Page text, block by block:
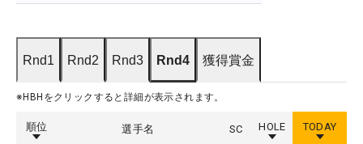
Rnd1 Rnd2 Rnd3 Rnd4 獲得賞金
※HBHをクリックすると詳細が表示されます。
順位 選手名 SC HOLE TODAY